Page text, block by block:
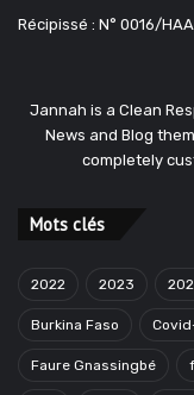
Récipissé : N° 0016/
Jannah is a Clean
News and Blog
completely
Mots clés
2022 2023
Burkina Faso
Faure Gnassingbé